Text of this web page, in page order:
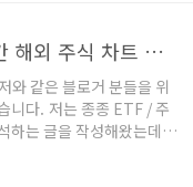
블로그에 실시간 해외 주식 차트 삽입하는 방법 (티스토리, 네이버 블로그, 워드프레스)
와 같은 블로거 분들을 위
니다. 저는 종종 ETF / 주
하는 글을 작성해왔는데
JOBY에 대한 글을 작성
의 필요성을 느껴 알아보